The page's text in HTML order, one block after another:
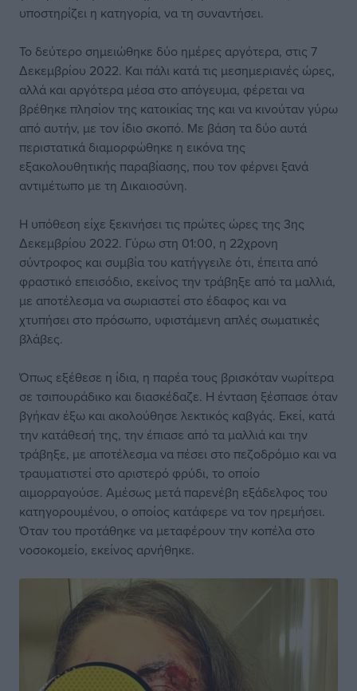
υποστηρίζει η κατηγορία, να τη συναντήσει.
Το δεύτερο σημειώθηκε δύο ημέρες αργότερα, στις 7
Δεκεμβρίου 2022. Και πάλι κατά τις μεσημεριανές ώρες,
αλλά και αργότερα μέσα στο απόγευμα, φέρεται να
βρέθηκε πλησίον της κατοικίας της και να κινούταν γύρω
από αυτήν, με τον ίδιο σκοπό. Με βάση τα δύο αυτά
περιστατικά διαμορφώθηκε η εικόνα της
εξακολουθητικής παραβίασης, που τον φέρνει ξανά
αντιμέτωπο με τη Δικαιοσύνη.
Η υπόθεση είχε ξεκινήσει τις πρώτες ώρες της 3ης
Δεκεμβρίου 2022. Γύρω στη 01:00, η 22χρονη
σύντροφος και συμβία του κατήγγειλε ότι, έπειτα από
φραστικό επεισόδιο, εκείνος την τράβηξε από τα μαλλιά,
με αποτέλεσμα να σωριαστεί στο έδαφος και να
χτυπήσει στο πρόσωπο, υφιστάμενη απλές σωματικές
βλάβες.
Όπως εξέθεσε η ίδια, η παρέα τους βρισκόταν νωρίτερα
σε τσιπουράδικο και διασκέδαζε. Η ένταση ξέσπασε όταν
βγήκαν έξω και ακολούθησε λεκτικός καβγάς. Εκεί, κατά
την κατάθεσή της, την έπιασε από τα μαλλιά και την
τράβηξε, με αποτέλεσμα να πέσει στο πεζοδρόμιο και να
τραυματιστεί στο αριστερό φρύδι, το οποίο
αιμορραγούσε. Αμέσως μετά παρενέβη εξάδελφος του
κατηγορουμένου, ο οποίος κατάφερε να τον ηρεμήσει.
Όταν του προτάθηκε να μεταφέρουν την κοπέλα στο
νοσοκομείο, εκείνος αρνήθηκε.